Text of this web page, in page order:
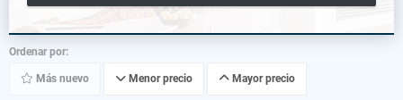
Ordenar por:
Más nuevo Menor precio Mayor precio